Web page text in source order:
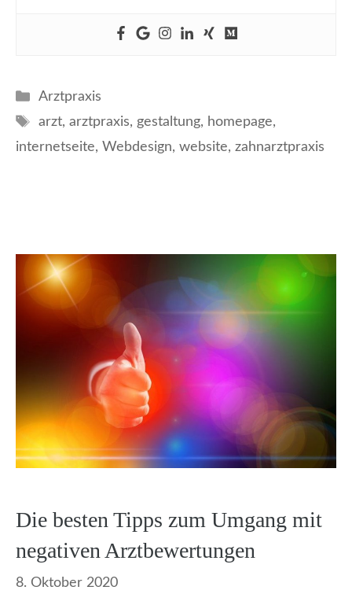
Kategorien
Arztpraxis
Schlagwörter
arzt, arztpraxis, gestaltung, homepage,
internetseite, Webdesign, website, zahnarztpraxis
Die besten Tipps zum Umgang mit
negativen Arztbewertungen
8. Oktober 2020